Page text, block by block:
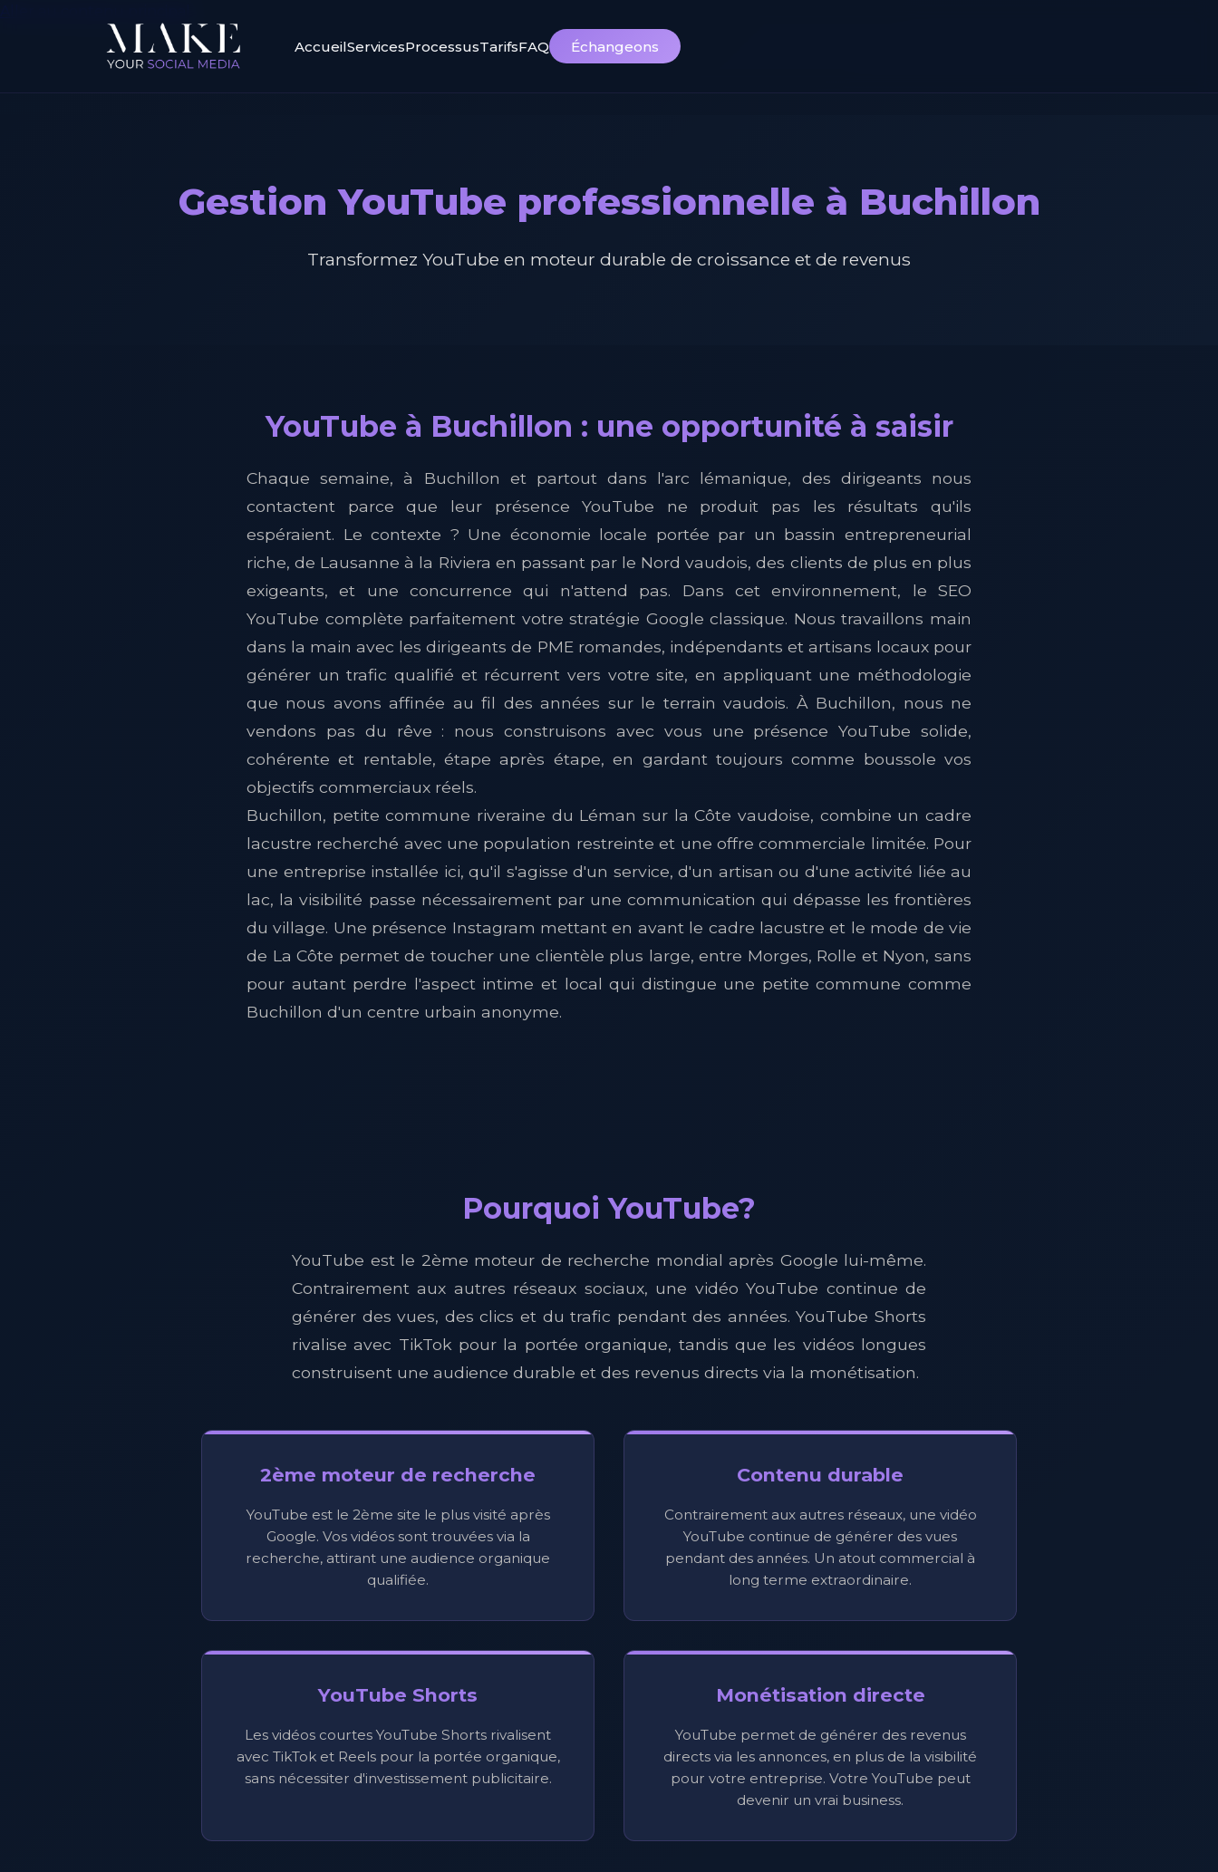
AccueilServicesProcessusTarifsFAQ Échangeons
Gestion YouTube professionnelle à Buchillon
Transformez YouTube en moteur durable de croissance et de revenus
YouTube à Buchillon : une opportunité à saisir
Chaque semaine, à Buchillon et partout dans l'arc lémanique, des dirigeants nous
contactent parce que leur présence YouTube ne produit pas les résultats qu'ils
espéraient. Le contexte ? Une économie locale portée par un bassin entrepreneurial
riche, de Lausanne à la Riviera en passant par le Nord vaudois, des clients de plus en plus
exigeants, et une concurrence qui n'attend pas. Dans cet environnement, le SEO
YouTube complète parfaitement votre stratégie Google classique. Nous travaillons main
dans la main avec les dirigeants de PME romandes, indépendants et artisans locaux pour
générer un trafic qualifié et récurrent vers votre site, en appliquant une méthodologie
que nous avons affinée au fil des années sur le terrain vaudois. À Buchillon, nous ne
vendons pas du rêve : nous construisons avec vous une présence YouTube solide,
cohérente et rentable, étape après étape, en gardant toujours comme boussole vos
objectifs commerciaux réels.
Buchillon, petite commune riveraine du Léman sur la Côte vaudoise, combine un cadre
lacustre recherché avec une population restreinte et une offre commerciale limitée. Pour
une entreprise installée ici, qu'il s'agisse d'un service, d'un artisan ou d'une activité liée au
lac, la visibilité passe nécessairement par une communication qui dépasse les frontières
du village. Une présence Instagram mettant en avant le cadre lacustre et le mode de vie
de La Côte permet de toucher une clientèle plus large, entre Morges, Rolle et Nyon, sans
pour autant perdre l'aspect intime et local qui distingue une petite commune comme
Buchillon d'un centre urbain anonyme.
Pourquoi YouTube?
YouTube est le 2ème moteur de recherche mondial après Google lui-même.
Contrairement aux autres réseaux sociaux, une vidéo YouTube continue de
générer des vues, des clics et du trafic pendant des années. YouTube Shorts
rivalise avec TikTok pour la portée organique, tandis que les vidéos longues
construisent une audience durable et des revenus directs via la monétisation.
2ème moteur de recherche
YouTube est le 2ème site le plus visité après
Google. Vos vidéos sont trouvées via la
recherche, attirant une audience organique
qualifiée.
Contenu durable
Contrairement aux autres réseaux, une vidéo
YouTube continue de générer des vues
pendant des années. Un atout commercial à
long terme extraordinaire.
YouTube Shorts
Les vidéos courtes YouTube Shorts rivalisent
avec TikTok et Reels pour la portée organique,
sans nécessiter d'investissement publicitaire.
Monétisation directe
YouTube permet de générer des revenus
directs via les annonces, en plus de la visibilité
pour votre entreprise. Votre YouTube peut
devenir un vrai business.